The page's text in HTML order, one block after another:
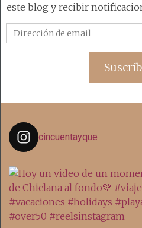
este blog y recibir
de
cincuentayque